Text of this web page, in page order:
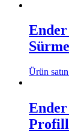
Ender
Sürme
Ürün